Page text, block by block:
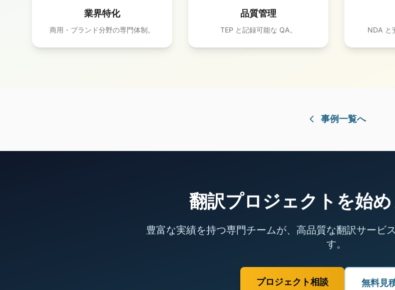
業界特化
商用・ブランド分野の専門体制。
品質管理
TEP と記録可能な QA。 NDA と
事例一覧へ
翻訳プロジェクトを始
豊富な実績を持つ専門チームが、高品質な翻訳サービ
す。
プロジェクト相談 無料見